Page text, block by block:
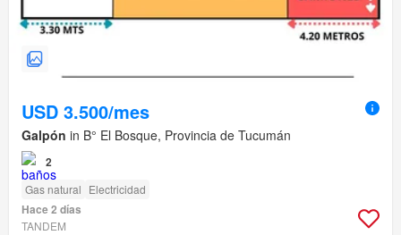
USD 3.500/mes
Galpón in B° El Bosque, Provincia de Tucumán
2
Gas natural Electricidad
Hace 2 días
TANDEM